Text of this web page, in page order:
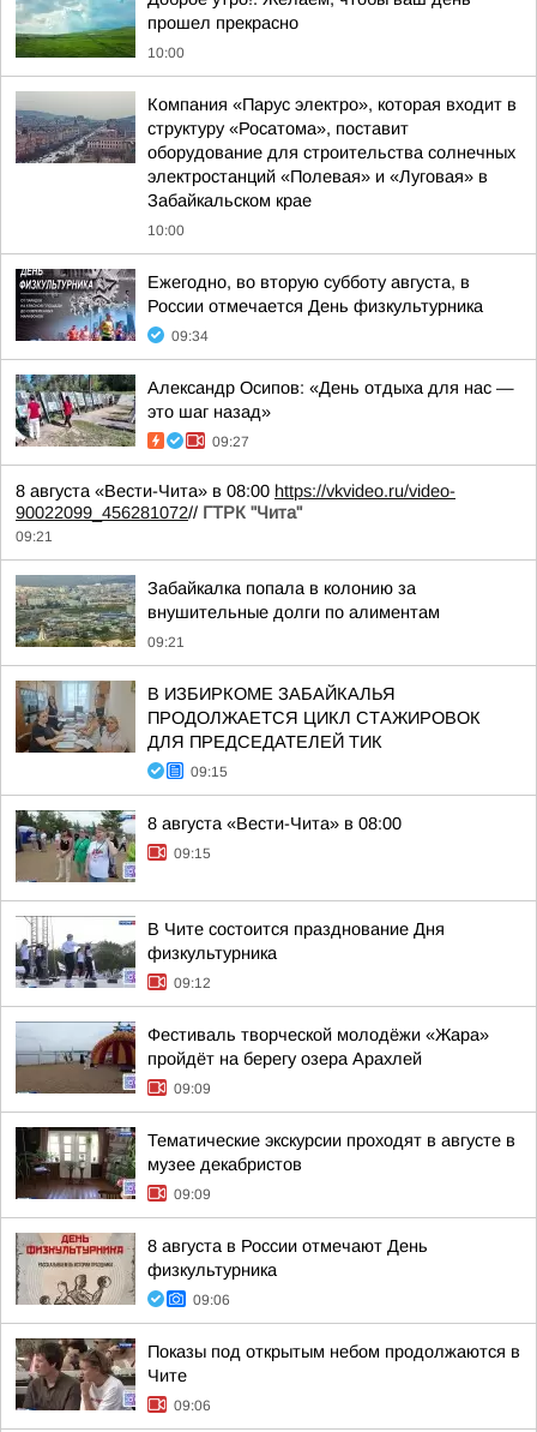
прошел прекрасно
10:00
Компания «Парус электро», которая входит в
структуру «Росатома», поставит
оборудование для строительства солнечных
электростанций «Полевая» и «Луговая» в
Забайкальском крае
10:00
Ежегодно, во вторую субботу августа, в
России отмечается День физкультурника
09:34
Александр Осипов: «День отдыха для нас —
это шаг назад»
09:27
8 августа «Вести-Чита» в 08:00 https://vkvideo.ru/video-
90022099_456281072// ГТРК "Чита"
09:21
Забайкалка попала в колонию за
внушительные долги по алиментам
09:21
В ИЗБИРКОМЕ ЗАБАЙКАЛЬЯ
ПРОДОЛЖАЕТСЯ ЦИКЛ СТАЖИРОВОК
ДЛЯ ПРЕДСЕДАТЕЛЕЙ ТИК
09:15
8 августа «Вести-Чита» в 08:00
09:15
В Чите состоится празднование Дня
физкультурника
09:12
Фестиваль творческой молодёжи «Жара»
пройдёт на берегу озера Арахлей
09:09
Тематические экскурсии проходят в августе в
музее декабристов
09:09
8 августа в России отмечают День
физкультурника
09:06
Показы под открытым небом продолжаются в
Чите
09:06